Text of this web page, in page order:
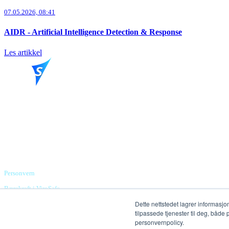
Dette nettstedet lagrer
tilpassede tjenester til deg, både
personvernpolicy.
07.05.2026, 08:41
AIDR - Artificial Intelligence Detection & Response
Les artikkel
Personvern
Bærekraft i ViroSafe